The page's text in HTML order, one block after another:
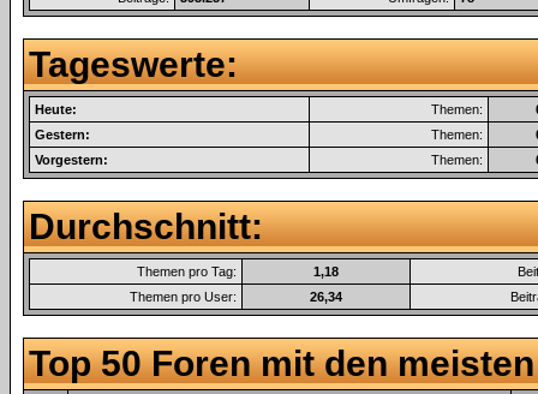
Tageswerte:
Heute: Themen:
Gestern:
Themen:
Vorgestern:
Themen:
Durchschnitt:
Themen pro Tag: 1,18
Themen pro User:
26,34
Top 50 Foren mit den